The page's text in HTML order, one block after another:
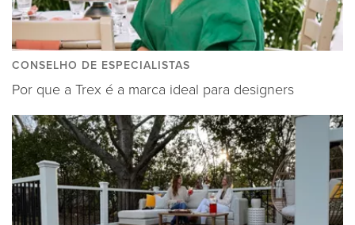
CONSELHO DE ESPECIALISTAS
Por que a Trex é a marca ideal para designers